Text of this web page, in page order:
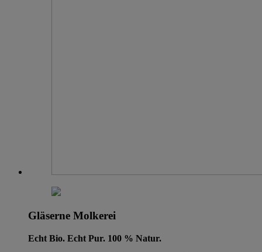
Gläserne Molkerei
Echt Bio. Echt Pur. 100 % Natur.